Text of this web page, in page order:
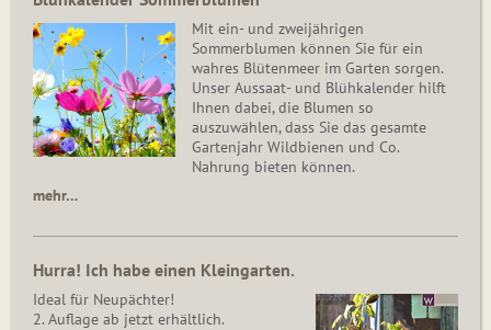
Mit ein- und zweijährigen
Sommerblumen können Sie für ein
wahres Blütenmeer im Garten sorgen.
Unser Aussaat- und Blühkalender hilft
Ihnen dabei, die Blumen so
auszuwählen, dass Sie das gesamte
Gartenjahr Wildbienen und Co.
Nahrung bieten können.
mehr…
Hurra! Ich habe einen Kleingarten.
Ideal für Neupächter!
2. Auflage ab jetzt erhältlich.